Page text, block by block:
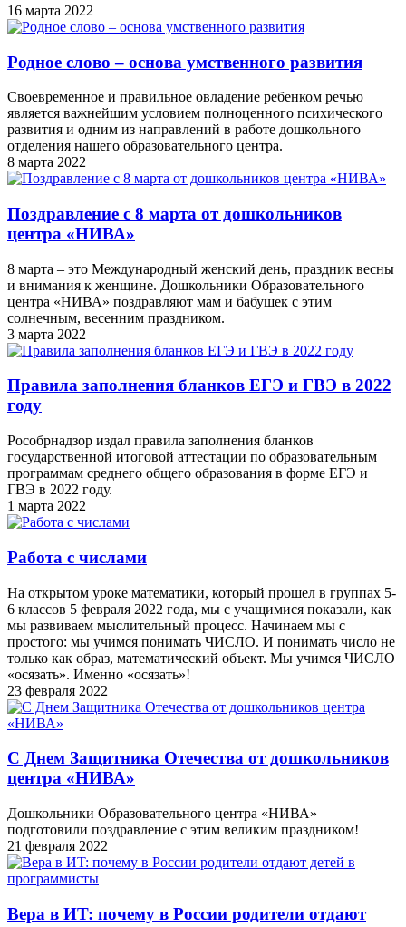
16 марта 2022
Родное слово – основа умственного развития
Своевременное и правильное овладение ребенком речью
является важнейшим условием полноценного психического
развития и одним из направлений в работе дошкольного
отделения нашего образовательного центра.
8 марта 2022
Поздравление с 8 марта от дошкольников
центра «НИВА»
8 марта – это Международный женский день, праздник весны
и внимания к женщине. Дошкольники Образовательного
центра «НИВА» поздравляют мам и бабушек с этим
солнечным, весенним праздником.
3 марта 2022
Правила заполнения бланков ЕГЭ и ГВЭ в 2022
году
Рособрнадзор издал правила заполнения бланков
государственной итоговой аттестации по образовательным
программам среднего общего образования в форме ЕГЭ и
ГВЭ в 2022 году.
1 марта 2022
Работа с числами
На открытом уроке математики, который прошел в группах 5-
6 классов 5 февраля 2022 года, мы с учащимися показали, как
мы развиваем мыслительный процесс. Начинаем мы с
простого: мы учимся понимать ЧИСЛО. И понимать число не
только как образ, математический объект. Мы учимся ЧИСЛО
«осязать». Именно «осязать»!
23 февраля 2022
С Днем Защитника Отечества от дошкольников
центра «НИВА»
Дошкольники Образовательного центра «НИВА»
подготовили поздравление с этим великим праздником!
21 февраля 2022
Вера в ИT: почему в России родители отдают